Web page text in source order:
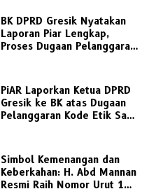
BK DPRD Gresik Nyatakan
Laporan Piar Lengkap,
Proses Dugaan Pelanggaran
PiAR Laporkan Ketua DPRD
Gresik ke BK atas Dugaan
Pelanggaran Kode Etik Saat
Simbol Kemenangan dan
Keberkahan: H. Abd Mannan
Resmi Raih Nomor Urut 1